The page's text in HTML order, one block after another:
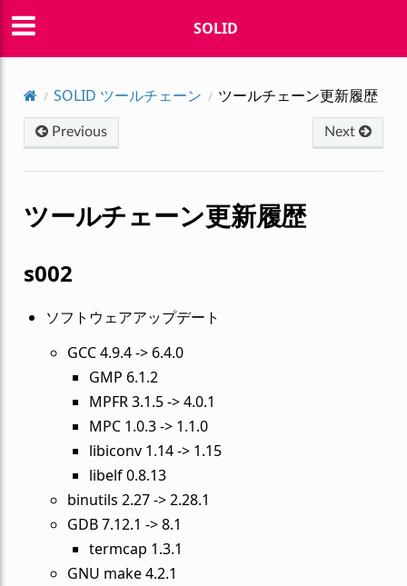
SOLID
SOLID ツールチェーン ツールチェーン更新履歴
Previous Next
ツールチェーン更新履歴
s002
ソフトウェアアップデート
GCC 4.9.4 -> 6.4.0
GMP 6.1.2
MPFR 3.1.5 -> 4.0.1
MPC 1.0.3 -> 1.1.0
libiconv 1.14 -> 1.15
libelf 0.8.13
binutils 2.27 -> 2.28.1
GDB 7.12.1 -> 8.1
termcap 1.3.1
GNU make 4.2.1